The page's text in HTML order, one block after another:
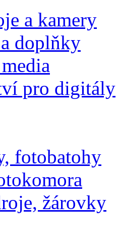
a kamery
doplňky
pro digitály
fotobatohy
žárovky